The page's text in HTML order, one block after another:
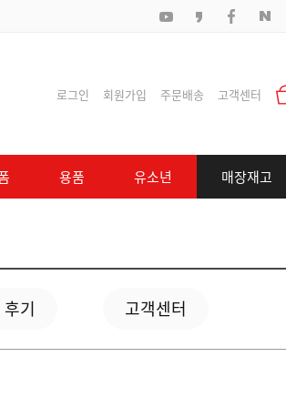
로그인 회원가입 주문배송 고객센터
용품 유소년 매장재고
기 고객센터